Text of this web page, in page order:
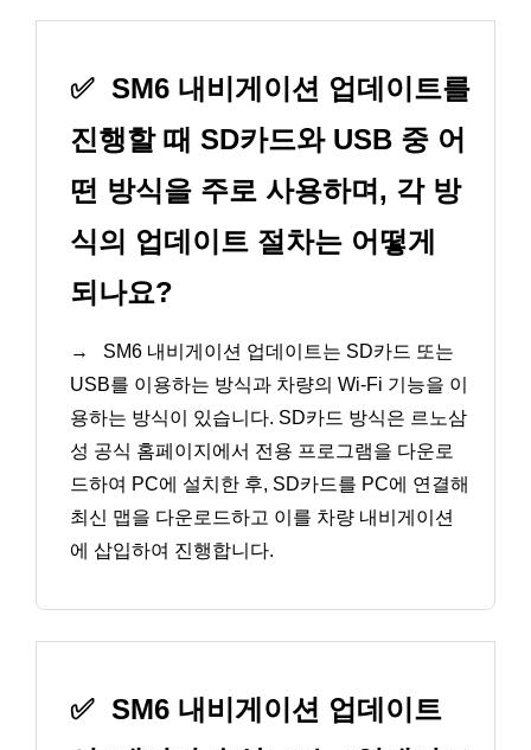
✅ SM6 내비게이션 업데이트를
진행할 때 SD카드와 USB 중 어
떤 방식을 주로 사용하며, 각 방
식의 업데이트 절차는 어떻게
되나요?
→
SM6 내비게이션 업데이트는 SD카드 또는
USB를 이용하는 방식과 차량의 Wi-Fi 기능을 이
용하는 방식이 있습니다. SD카드 방식은 르노삼
성 공식 홈페이지에서 전용 프로그램을 다운로
드하여 PC에 설치한 후, SD카드를 PC에 연결해
최신 맵을 다운로드하고 이를 차량 내비게이션
에 삽입하여 진행합니다.
✅ SM6 내비게이션 업데이트